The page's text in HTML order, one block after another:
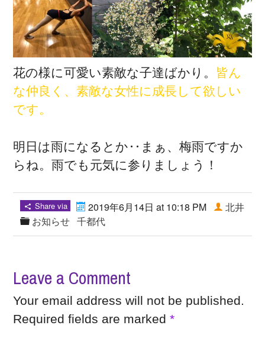
花の様に可愛い素敵な子達ばかり。 皆ん
な仲良く、素敵な女性に成長して欲しい
です。
明日は雨になるとか‥まぁ、梅雨ですか
らね。雨でも元気に参りましょう！
Share via
2019年6月14日 at 10:18 PM
お知らせ
北井
千都代
Leave a Comment
Your email address will not be published.
Required fields are marked*